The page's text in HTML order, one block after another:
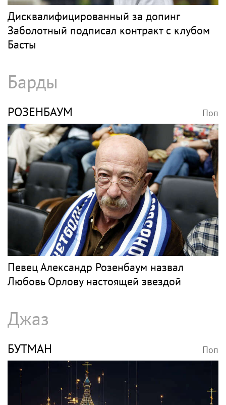
Дисквалифицированный за допинг
Заболотный подписал контракт с клубом
Басты
Барды
РОЗЕНБАУМ Поп
Певец Александр Розенбаум назвал
Любовь Орлову настоящей звездой
Джаз
БУТМАН Поп